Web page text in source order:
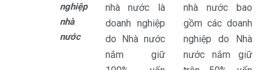
nghiệp
nhà
nước
nhà nước là
doanh nghiệp
do Nhà nước
nắm giữ
nhà nước bao
gồm các doanh
nghiệp do Nhà
nước nắm giữ